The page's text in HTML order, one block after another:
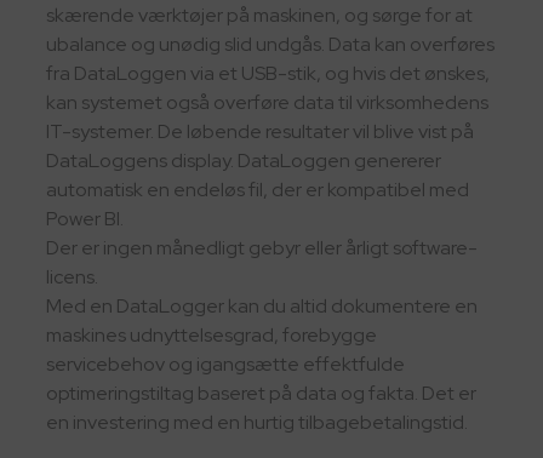
skærende værktøjer på maskinen, og sørge for at
ubalance og unødig slid undgås. Data kan overføres
fra DataLoggen via et USB-stik, og hvis det ønskes,
kan systemet også overføre data til virksomhedens
IT-systemer. De løbende resultater vil blive vist på
DataLoggens display. DataLoggen genererer
automatisk en endeløs fil, der er kompatibel med
Power BI.
Der er ingen månedligt gebyr eller årligt software-
licens.
Med en DataLogger kan du altid dokumentere en
maskines udnyttelsesgrad, forebygge
servicebehov og igangsætte effektfulde
optimeringstiltag baseret på data og fakta. Det er
en investering med en hurtig tilbagebetalingstid.